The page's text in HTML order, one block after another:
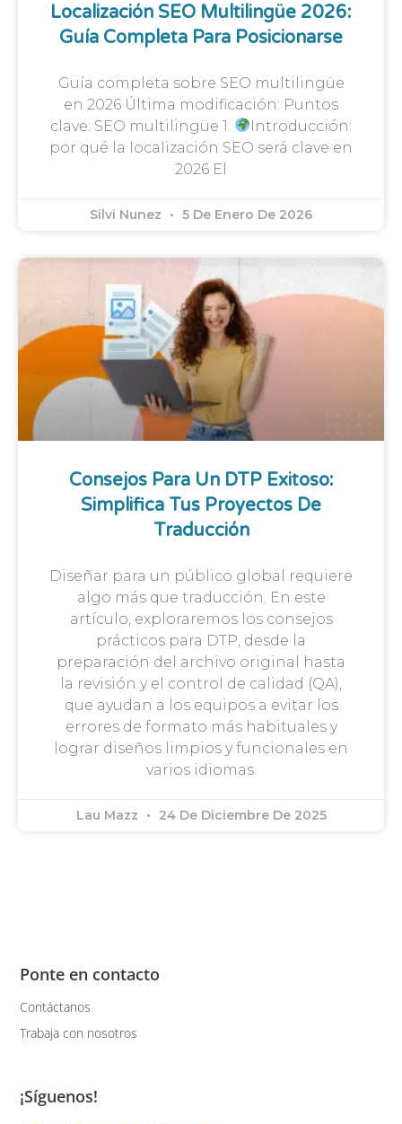
Localización SEO Multilingüe 2026:
Guía Completa Para Posicionarse
Guía completa sobre SEO multilingüe
en 2026 Última modificación: Puntos
clave: SEO multilingüe 1.
Introducción:
por qué la localización SEO será clave en
2026 El
Silvi Nunez 5 De Enero De 2026
Consejos Para Un DTP Exitoso:
Simplifica Tus Proyectos De
Traducción
Diseñar para un público global requiere
algo más que traducción. En este
artículo, exploraremos los consejos
prácticos para DTP, desde la
preparación del archivo original hasta
la revisión y el control de calidad (QA),
que ayudan a los equipos a evitar los
errores de formato más habituales y
lograr diseños limpios y funcionales en
varios idiomas.
Lau Mazz 24 De Diciembre De 2025
Ponte en contacto
Contáctanos
Trabaja con nosotros
¡Síguenos!